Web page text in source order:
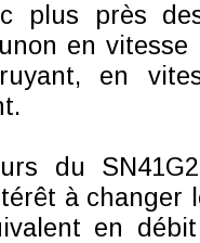
plus près
en vitesse
en
du
à changer
en